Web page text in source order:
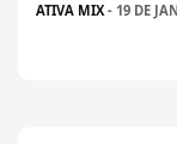
ATIVA MIX- 19 DE